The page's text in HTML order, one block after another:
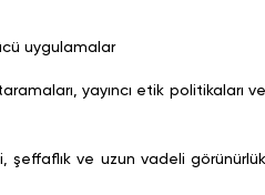
uygulamalar
yayıncı etik politikaları ve
ve uzun vadeli görünürlük